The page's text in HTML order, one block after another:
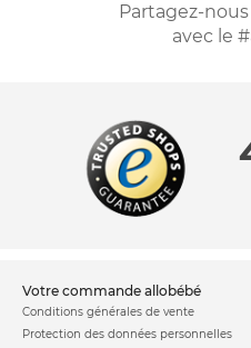
Partagez-
avec le
votre commande allobébé
Conditions générales de vente
Protection des données personnelles